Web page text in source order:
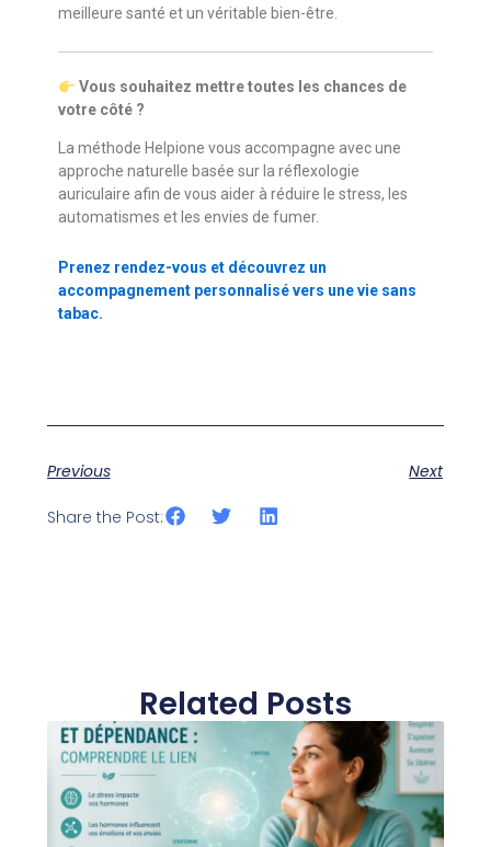
meilleure santé et un véritable bien-être.
Vous souhaitez mettre toutes les chances de
votre côté ?
La méthode Helpione vous accompagne avec une
approche naturelle basée sur la réflexologie
auriculaire afin de vous aider à réduire le stress, les
automatismes et les envies de fumer.
Prenez rendez-vous et découvrez un
accompagnement personnalisé vers une vie sans
tabac.
Previous Next
Share the Post:
Related Posts